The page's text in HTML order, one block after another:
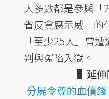
大多數都是參與「
省反貪腐示威」的
「至少25人」曾
判與冤陷入獄。
▌延伸
分屍令尊的血債